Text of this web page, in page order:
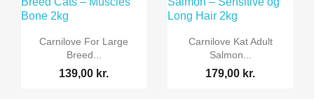
 Vis her
Carnilove For Large
Breed...
139,00 kr.
 Vis her
Carnilove Kat Adult
Salmon...
179,00 kr.